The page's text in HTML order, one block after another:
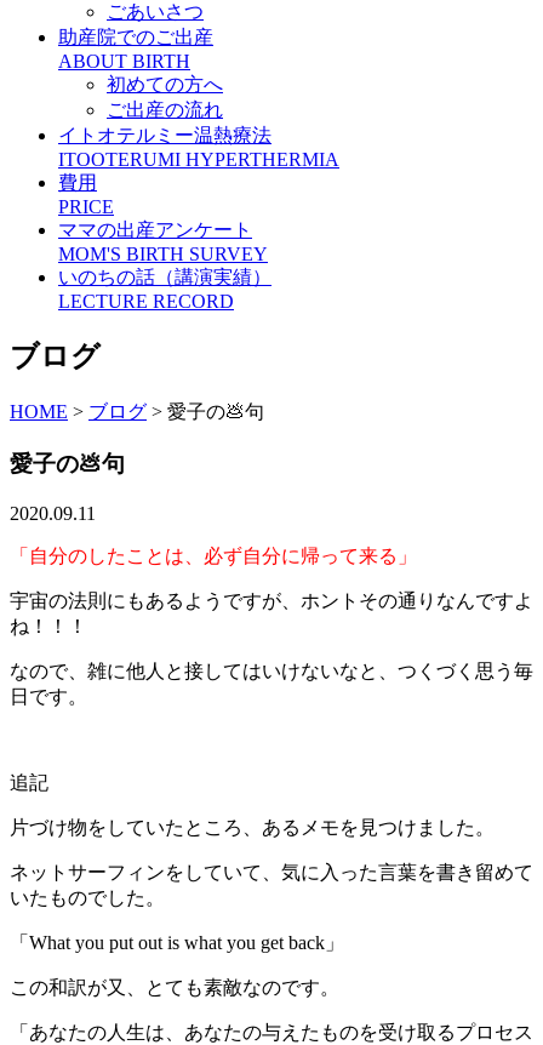
ごあいさつ
助産院でのご出産
ABOUT BIRTH
初めての方へ
ご出産の流れ
イトオテルミー温熱療法
ITOOTERUMI HYPERTHERMIA
費用
PRICE
ママの出産アンケート
MOM'S BIRTH SURVEY
いのちの話（講演実績）
LECTURE RECORD
ブログ
HOME > ブログ > 愛子の💩句
愛子の💩句
2020.09.11
「自分のしたことは、必ず自分に帰って来る」
宇宙の法則にもあるようですが、ホントその通りなんですよ
ね！！！
なので、雑に他人と接してはいけないなと、つくづく思う毎
日です。
追記
片づけ物をしていたところ、あるメモを見つけました。
ネットサーフィンをしていて、気に入った言葉を書き留めて
いたものでした。
「What you put out is what you get back」
この和訳が又、とても素敵なのです。
「あなたの人生は、あなたの与えたものを受け取るプロセス